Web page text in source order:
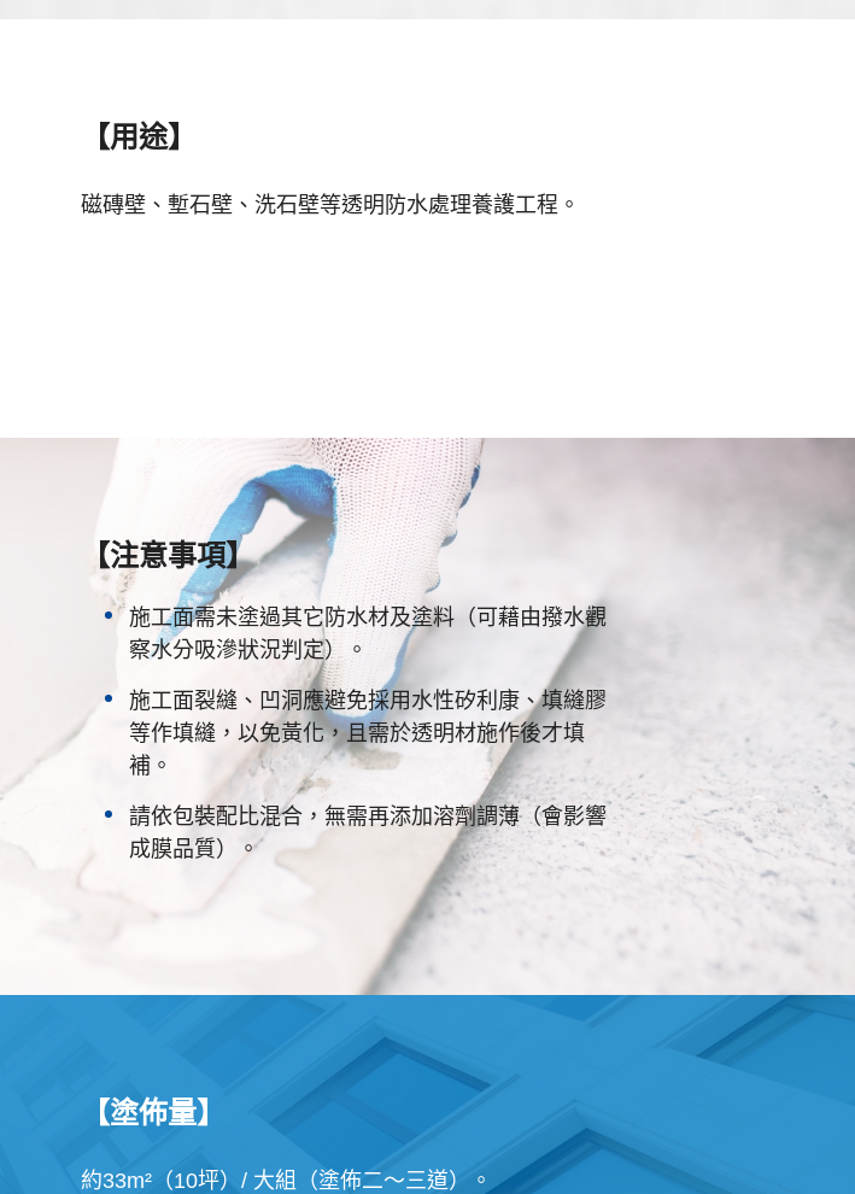
【用途】
磁磚壁、塹石壁、洗石壁等透明防水處理養護工程。
【注意事項】
施工面需未塗過其它防水材及塗料（可藉由撥水觀
察水分吸滲狀況判定）。
施工面裂縫、凹洞應避免採用水性矽利康、填縫膠
等作填縫，以免黃化，且需於透明材施作後才填
補。
請依包裝配比混合，無需再添加溶劑調薄（會影響
成膜品質）。
【塗佈量】
約33m²（10坪）/ 大組（塗佈二～三道）。